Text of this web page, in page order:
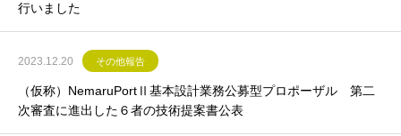
行いました
2023.12.20 その他報告
（仮称）NemaruPortⅡ基本設計業務公募型プロポーザル 第二
次審査に進出した６者の技術提案書公表